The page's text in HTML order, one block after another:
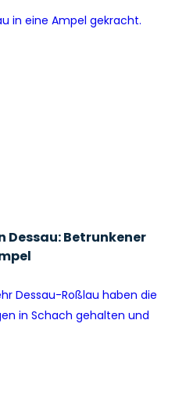
Dessau: Betrunkener